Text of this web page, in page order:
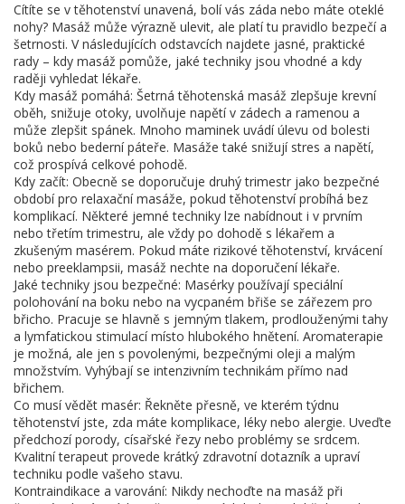
Cítíte se v těhotenství unavená, bolí vás záda nebo máte oteklé
nohy? Masáž může výrazně ulevit, ale platí tu pravidlo bezpečí a
šetrnosti. V následujících odstavcích najdete jasné, praktické
rady – kdy masáž pomůže, jaké techniky jsou vhodné a kdy
raději vyhledat lékaře.
Kdy masáž pomáhá: Šetrná těhotenská masáž zlepšuje krevní
oběh, snižuje otoky, uvolňuje napětí v zádech a ramenou a
může zlepšit spánek. Mnoho maminek uvádí úlevu od bolesti
boků nebo bederní páteře. Masáže také snižují stres a napětí,
což prospívá celkové pohodě.
Kdy začít: Obecně se doporučuje druhý trimestr jako bezpečné
období pro relaxační masáže, pokud těhotenství probíhá bez
komplikací. Některé jemné techniky lze nabídnout i v prvním
nebo třetím trimestru, ale vždy po dohodě s lékařem a
zkušeným masérem. Pokud máte rizikové těhotenství, krvácení
nebo preeklampsii, masáž nechte na doporučení lékaře.
Jaké techniky jsou bezpečné: Masérky používají speciální
polohování na boku nebo na vycpaném břiše se zářezem pro
břicho. Pracuje se hlavně s jemným tlakem, prodlouženými tahy
a lymfatickou stimulací místo hlubokého hnětení. Aromaterapie
je možná, ale jen s povolenými, bezpečnými oleji a malým
množstvím. Vyhýbají se intenzivním technikám přímo nad
břichem.
Co musí vědět masér: Řekněte přesně, ve kterém týdnu
těhotenství jste, zda máte komplikace, léky nebo alergie. Uveďte
předchozí porody, císařské řezy nebo problémy se srdcem.
Kvalitní terapeut provede krátký zdravotní dotazník a upraví
techniku podle vašeho stavu.
Kontraindikace a varování: Nikdy nechoďte na masáž při